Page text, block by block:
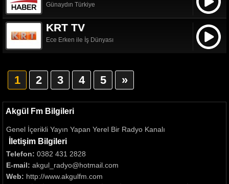
Günaydın Türkiye
KRT TV
Ece Erken ile İş Dünyası
1 2 3 4 5 »
Akgül Fm Bilgileri
Genel İçerikli Yayın Yapan Yerel Bir Radyo Kanalı
İletişim Bilgileri
Telefon: 0382 431 2828
E-mail: akgul_radyo@hotmail.com
Web: http://www.akgulfm.com